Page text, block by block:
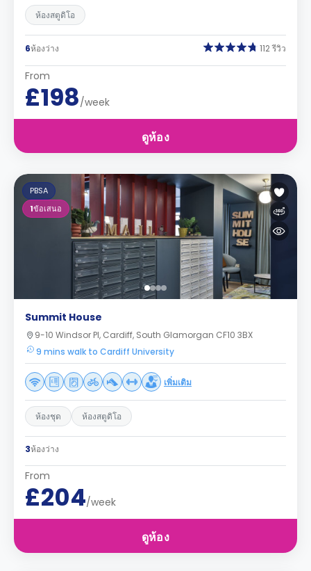
ห้องสตูดิโอ
6ห้องว่าง 112 รีวิว
From
£198/week
ดูห้อง
PBSA
1ข้อเสนอ
Summit House
9-10 Windsor Pl, Cardiff, South Glamorgan CF10 3BX
9 mins walk to Cardiff University
เพิ่มเติม
ห้องชุด ห้องสตูดิโอ
3ห้องว่าง
From
£204/week
ดูห้อง